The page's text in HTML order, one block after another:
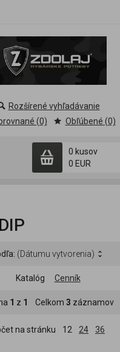
0 kusov
0 EUR
Rozšírené vyhľadávanie
(0)
Obľúbené (0)
(Dátumu vytvorenia)
Katalóg Cenník
1 z 1 Celkom 3 záznamov
na stránku 12 24 36